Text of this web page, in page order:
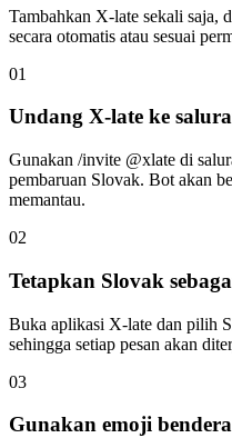
Tambahkan X-late sekali saja,
secara otomatis atau sesuai
01
Undang X-late ke
Gunakan /invite @xlate di
pembaruan Slovak. Bot akan
memantau.
02
Tetapkan Slovak
Buka aplikasi X-late dan pilih
sehingga setiap pesan akan
03
Gunakan emoji